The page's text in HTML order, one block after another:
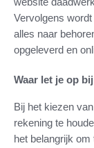
Vervolgens
alles naar
opgeleverd en
Waar let je op
Bij het kiezen
rekening te
het belangrijk